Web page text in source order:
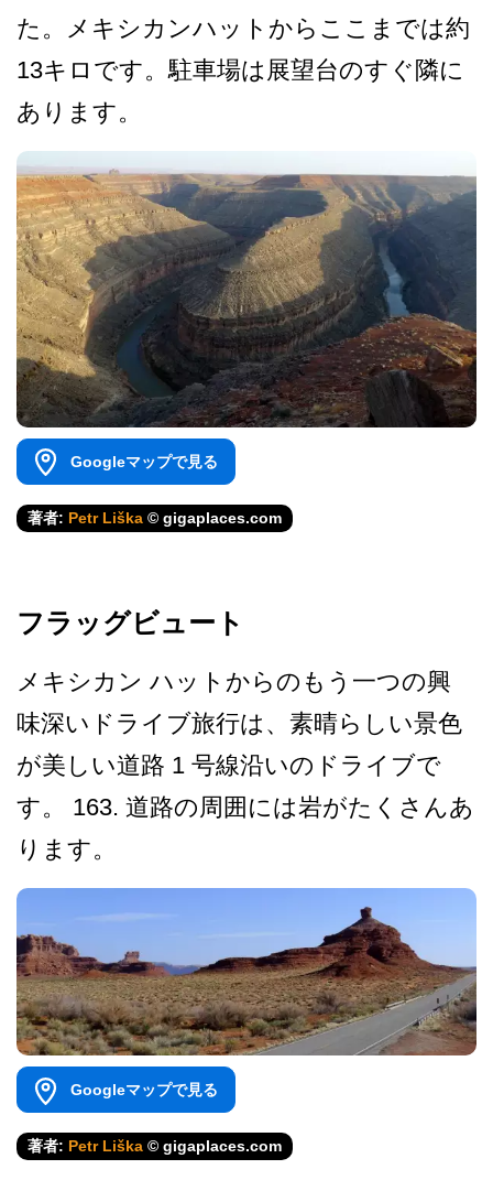
た。メキシカンハットからここまでは約
1­3キロです。駐車場は展望台のすぐ隣に
あります。
Googleマップで見る
著者: Petr Liška © gigaplaces.com
フラッグビュート
メキシカン ハットからのもう一つの興
味­深いドライブ旅行は、素晴らしい景色
が美しい道路 1 号線沿いのドライブで
す。 163. 道路の周囲には岩がたくさんあ
ります。
Googleマップで見る
著者: Petr Liška © gigaplaces.com